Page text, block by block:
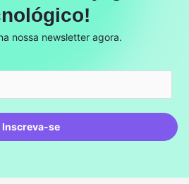
nossa newsletter agora.
Inscreva-se